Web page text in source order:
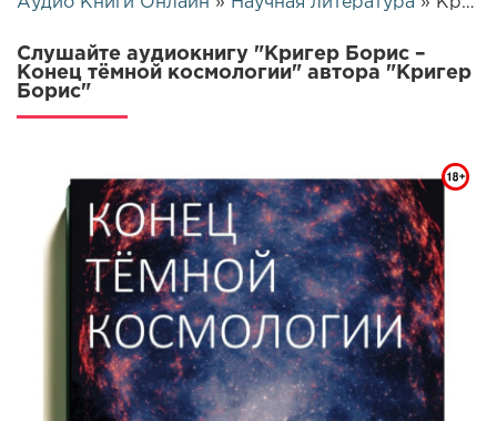
Слушайте аудиокнигу "Кригер Борис –
Конец тёмной космологии" автора "Кригер
Борис"